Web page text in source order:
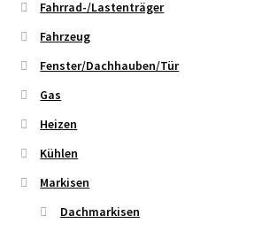
Fahrrad-/Lastenträger
Fahrzeug
Fenster/Dachhauben/Tür
Gas
Heizen
Kühlen
Markisen
Dachmarkisen